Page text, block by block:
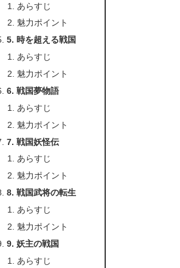
あらすじ
魅力ポイント
5. 時を超える戦国
あらすじ
魅力ポイント
6. 戦国夢物語
あらすじ
魅力ポイント
7. 戦国妖怪伝
あらすじ
魅力ポイント
8. 戦国武将の転生
あらすじ
魅力ポイント
9. 妖主の戦国
あらすじ